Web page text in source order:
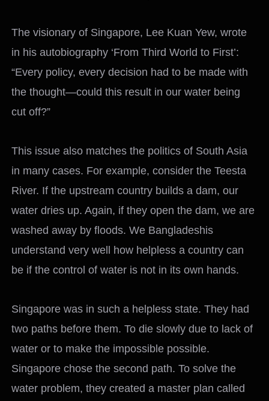
The visionary of Singapore, Lee Kuan Yew, wrote
in his autobiography ‘From Third World to First’:
“Every policy, every decision had to be made with
the thought—could this result in our water being
cut off?”
This issue also matches the politics of South Asia
in many cases. For example, consider the Teesta
River. If the upstream country builds a dam, our
water dries up. Again, if they open the dam, we are
washed away by floods. We Bangladeshis
understand very well how helpless a country can
be if the control of water is not in its own hands.
Singapore was in such a helpless state. They had
two paths before them. To die slowly due to lack of
water or to make the impossible possible.
Singapore chose the second path. To solve the
water problem, they created a master plan called